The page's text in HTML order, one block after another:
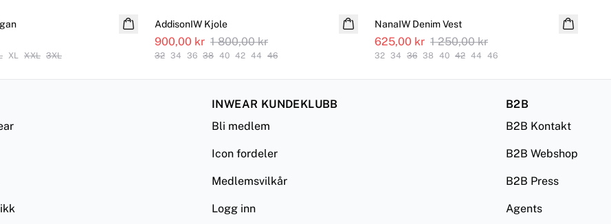
XL XXL 3XL
AddisonIW Kjole
900,00 kr 1 800,00 kr
32 34 36 38 40 42 44 46
NanaIW Denim Vest
625,00 kr 1 250,00 kr
32 34 36 38 40 42 44 46
INWEAR KUNDEKLUBB
Bli medlem
Icon fordeler
Medlemsvilkår
Logg inn
B2B
B2B Kontakt
B2B Webshop
B2B Press
Agents